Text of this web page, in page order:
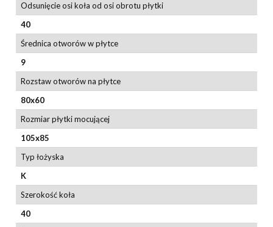
Odsunięcie osi koła od osi obrotu płytki
40
Średnica otworów w płytce
9
Rozstaw otworów na płytce
80x60
Rozmiar płytki mocującej
105x85
Typ łożyska
K
Szerokość koła
40